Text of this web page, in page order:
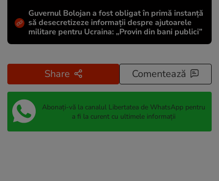
Guvernul Bolojan a fost obligat în primă instanță
să desecretizeze informații despre ajutoarele
militare pentru Ucraina: „Provin din bani publici”
Share Comentează
Abonați-vă la canalul Libertatea de WhatsApp pentru
a fi la curent cu ultimele informații